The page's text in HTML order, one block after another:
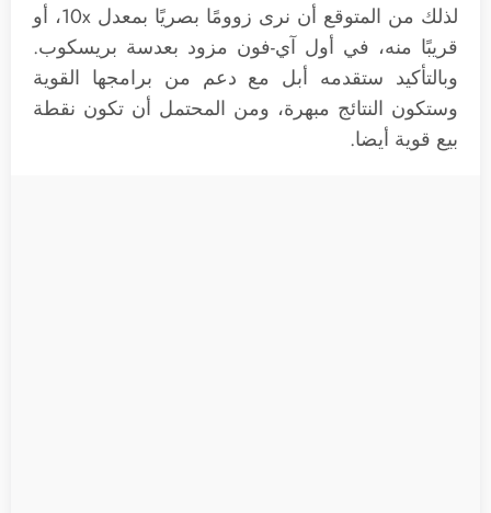
لذلك من المتوقع أن نرى زوومًا بصريًا بمعدل 10x، أو
قريبًا منه، في أول آي-فون مزود بعدسة بريسكوب.
وبالتأكيد ستقدمه أبل مع دعم من برامجها القوية
وستكون النتائج مبهرة، ومن المحتمل أن تكون نقطة
بيع قوية أيضا.